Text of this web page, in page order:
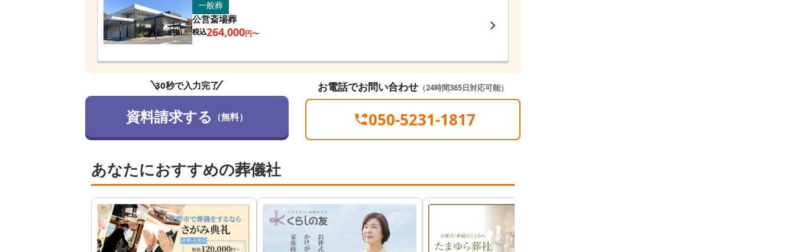
一般葬
公営斎場葬
税込264,000円〜
30秒で入力完了
資料請求する （無料）
お電話でお問い合わせ（24時間365日対応可能）
050-5231-1817
あなたにおすすめの葬儀社